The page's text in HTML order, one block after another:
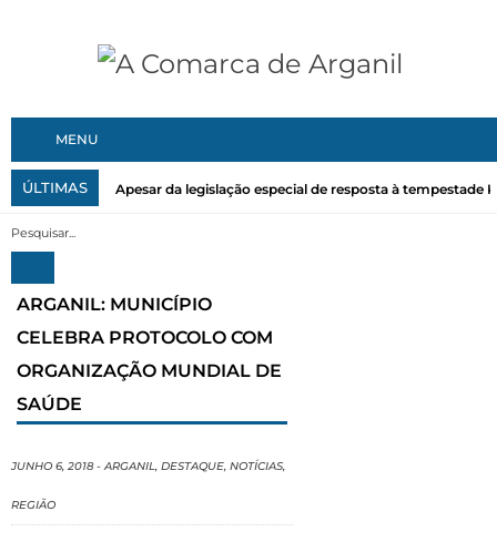
MENU
ÚLTIMAS Apesar da legislação especial de resposta à tempestade
ARGANIL: MUNICÍPIO
CELEBRA PROTOCOLO COM
ORGANIZAÇÃO MUNDIAL DE
SAÚDE
JUNHO 6, 2018 -ARGANIL, DESTAQUE, NOTÍCIAS,
REGIÃO